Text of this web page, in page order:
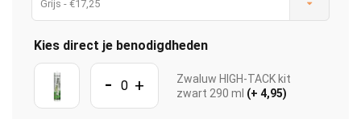
Grijs - €17,25
Kies direct je benodigdheden
- +
Zwaluw HIGH-TACK kit
zwart 290 ml (+ 4,95)